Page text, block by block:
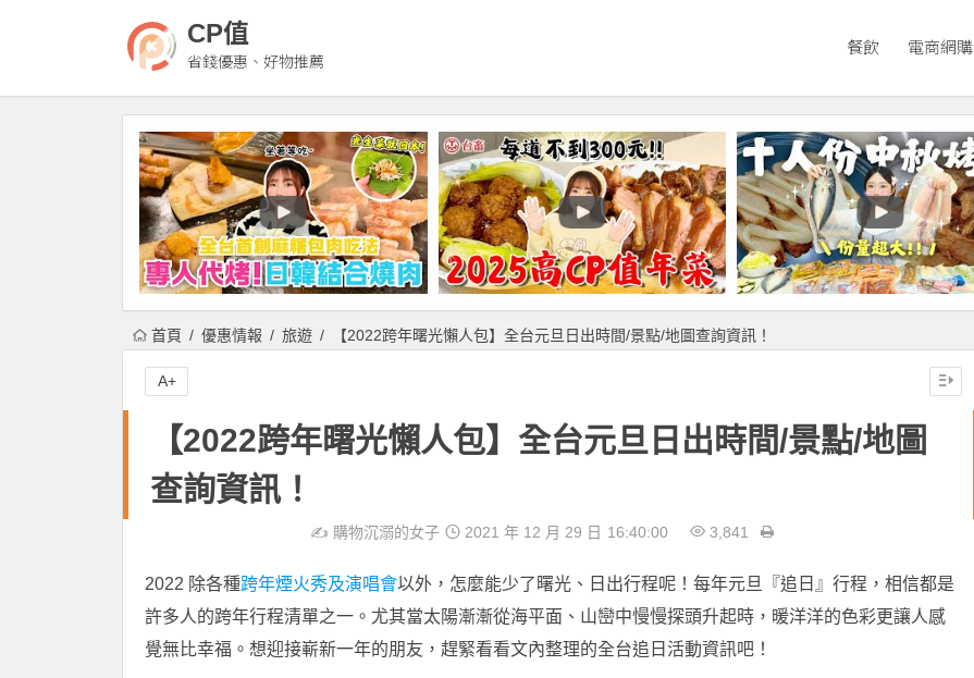
CP值
省錢優惠、好物推薦
餐飲 電商網購
首頁 優惠情報 旅遊 【2022跨年曙光懶人包】全台元旦日出時間/景點/地圖查詢資訊！
【2022跨年曙光懶人包】全台元旦日出時間/景點/地圖
查詢資訊！
✍️ 購物沉溺的女子 2021 年 12 月 29 日 16:40:00 3,841
2022 除各種跨年煙火秀及演唱會以外，怎麼能少了曙光、日出行程呢！每年元旦『追日』行程，相信都是
許多人的跨年行程清單之一。尤其當太陽漸漸從海平面、山巒中慢慢探頭升起時，暖洋洋的色彩更讓人感
覺無比幸福。想迎接嶄新一年的朋友，趕緊看看文內整理的全台追日活動資訊吧！
A+